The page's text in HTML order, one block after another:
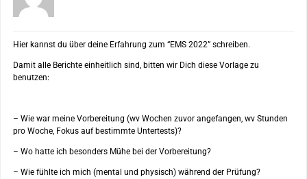
Hier kannst du über deine Erfahrung zum “EMS 2022” schreiben.
Damit alle Berichte einheitlich sind, bitten wir Dich diese Vorlage zu
benutzen:
– Wie war meine Vorbereitung (wv Wochen zuvor angefangen, wv Stunden
pro Woche, Fokus auf bestimmte Untertests)?
– Wo hatte ich besonders Mühe bei der Vorbereitung?
– Wie fühlte ich mich (mental und physisch) während der Prüfung?